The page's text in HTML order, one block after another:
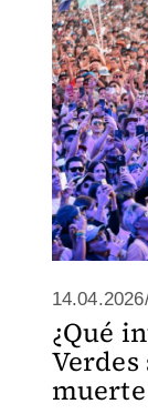
¿Qué